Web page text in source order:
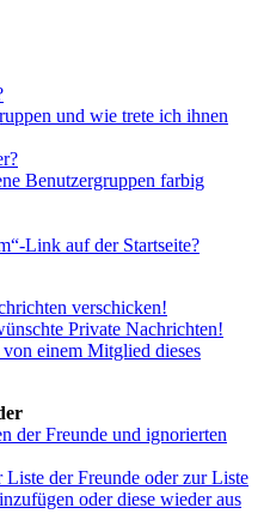
und wie trete ich ihnen
Benutzergruppen farbig
Link auf der Startseite?
verschicken!
Private Nachrichten!
einem Mitglied dieses
der Freunde und ignorierten
der Freunde oder zur Liste
oder diese wieder aus